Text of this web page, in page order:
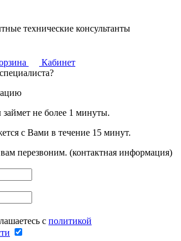
технические консультанты
Кабинет
не более 1 минуты.
с Вами в течение 15 минут.
перезвоним. (контактная информация)
с политикой